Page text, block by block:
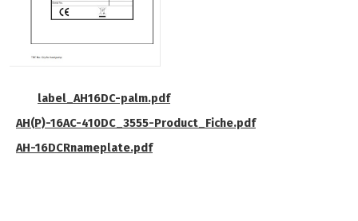
label_AH16DC-palm.pdf
AH(P)-16AC-410DC_3555-Product_Fiche.pdf
AH-16DCRnameplate.pdf